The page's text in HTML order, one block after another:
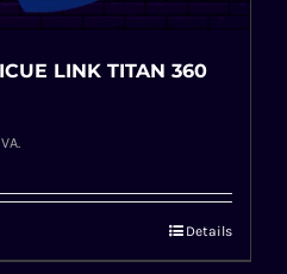
LINK TITAN 360
Details